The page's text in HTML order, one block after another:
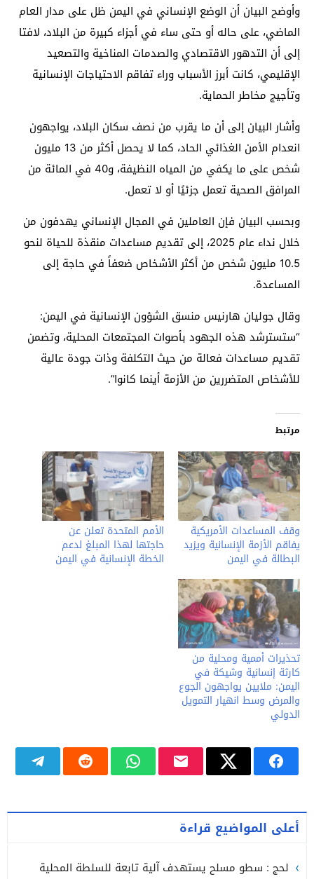
وأوضح البيان أن الوضع الإنساني في اليمن ظل على مدار العام
الماضي، على حاله أو حتى ساء في أجزاء كبيرة من البلاد، لافتا
إلى أن التدهور الاقتصادي والصدمات المناخية والتصعيد
الإقليمي، كانت أبرز الأسباب وراء تفاقم الاحتياجات الإنسانية
وتأجيج مخاطر الحماية.
وأشار البيان إلى أن ما يقرب من نصف سكان البلاد، يواجهون
انعدام الأمن الغذائي الحاد، كما لا يحصل أكثر من 13 مليون
شخص على ما يكفي من المياه النظيفة، و40 في المائة من
المرافق الصحية تعمل جزئيًا أو لا تعمل.
وبحسب البيان فإن العاملين في المجال الإنساني يهدفون من
خلال نداء عام 2025، إلى تقديم مساعدات منقذة للحياة لنحو
10.5 مليون شخص من أكثر الأشخاص ضعفاً في حاجة إلى
المساعدة.
وقال جوليان هارنيس منسق الشؤون الإنسانية في اليمن:
“ستسترشد هذه الجهود بأصوات المجتمعات المحلية، وتضمن
تقديم مساعدات فعالة من حيث التكلفة وذات جودة عالية
للأشخاص المتضررين من الأزمة أينما كانوا”.
مرتبط
وقف المساعدات الأمريكية
يفاقم الأزمة الإنسانية ويزيد
البطالة في اليمن
الأمم المتحدة تعلن عن
حاجتها لهذا المبلغ لدعم
الخطة الإنسانية في اليمن
تحذيرات أممية ومحلية من
كارثة إنسانية وشيكة في
اليمن: ملايين يواجهون الجوع
والمرض وسط انهيار التمويل
الدولي
أعلى المواضيع قراءة
لحج : سطو مسلح يستهدف آلية تابعة للسلطة المحلية